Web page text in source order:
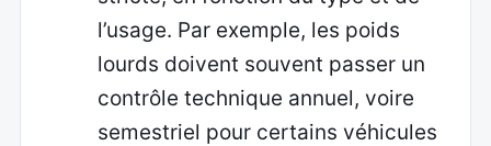
l’usage. Par exemple, les poids
lourds doivent souvent passer un
contrôle technique annuel, voire
semestriel pour certains véhicules